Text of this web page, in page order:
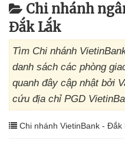
Chi nhánh
Đắk Lắk
Tìm Chi nhánh
danh sách các phòng
quanh đây cập nhật bởi
cứu địa chỉ PGD
Chi nhánh VietinBank - Đắk